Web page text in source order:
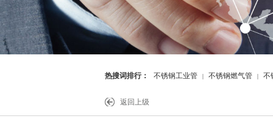
热搜词排行： 不锈钢工业管 | 不锈钢燃气管 | 不
返回上级